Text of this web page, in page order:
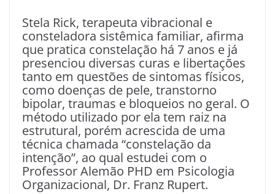
Stela Rick, terapeuta vibracional e
consteladora sistêmica familiar, afirma
que pratica constelação há 7 anos e já
presenciou diversas curas e libertações
tanto em questões de sintomas físicos,
como doenças de pele, transtorno
bipolar, traumas e bloqueios no geral. O
método utilizado por ela tem raiz na
estrutural, porém acrescida de uma
técnica chamada “constelação da
intenção”, ao qual estudei com o
Professor Alemão PHD em Psicologia
Organizacional, Dr. Franz Rupert.